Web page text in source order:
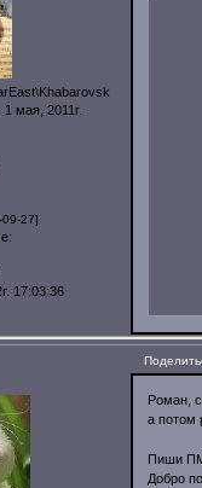
: 1 мая, 2011г.
27]
17:03:36
Роман,
а потом
Пиши ПМ
Добро